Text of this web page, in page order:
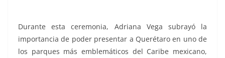
Durante esta ceremonia, Adriana Vega subrayó la
importancia de poder presentar a Querétaro en uno de
los parques más emblemáticos del Caribe mexicano,